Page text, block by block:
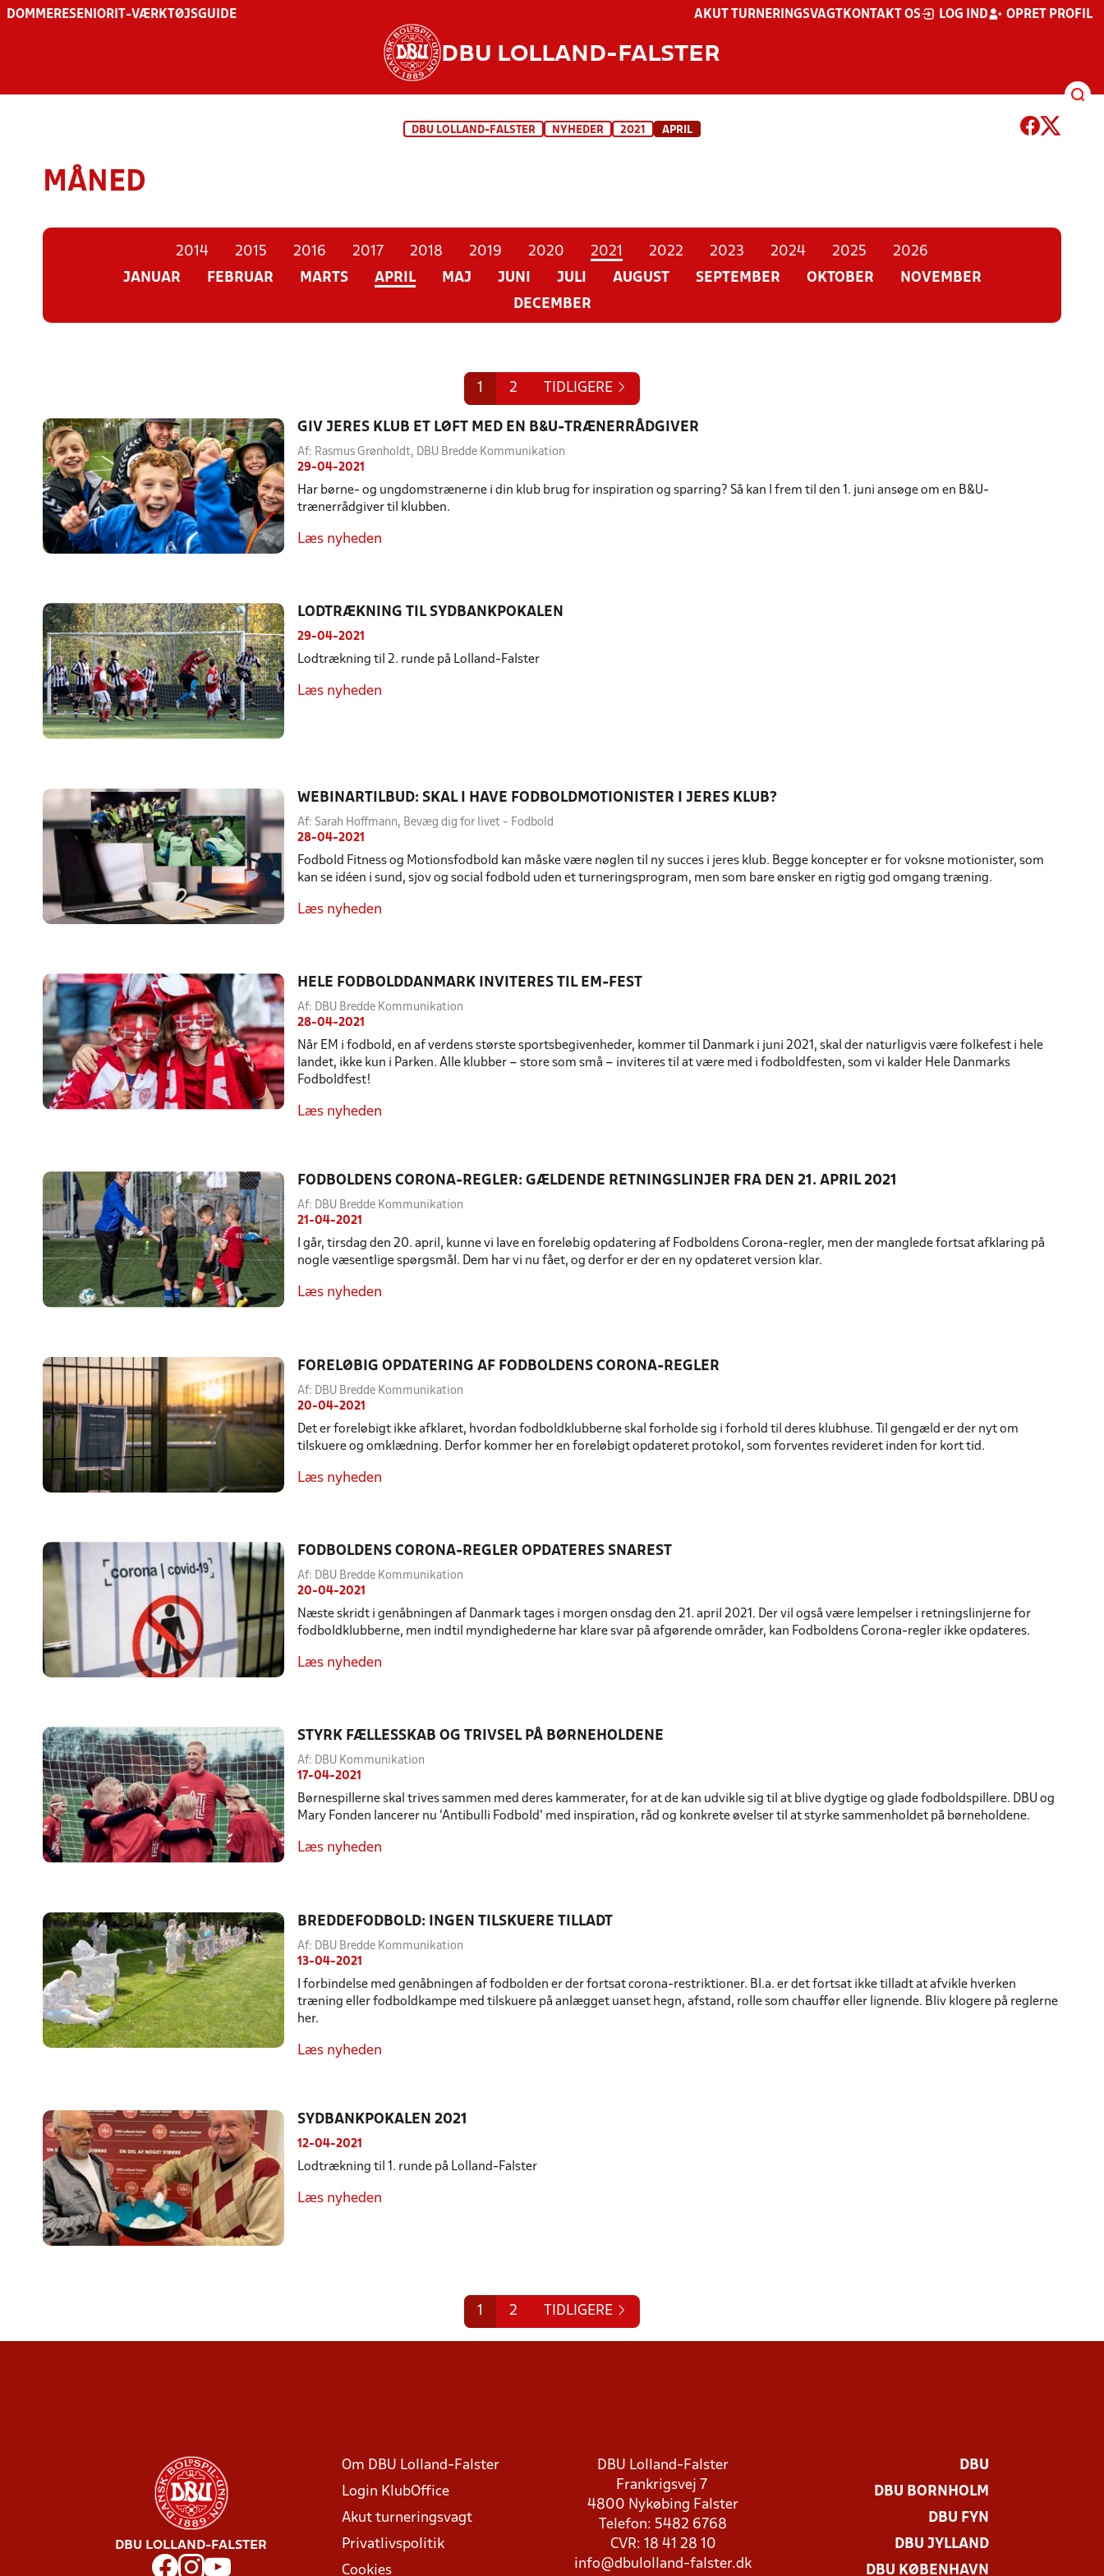
DOMMERESENIOR IT-VÆRKTØJSGUIDE AKUT TURNERINGSVAGT KONTAKT OS LOG IND OPRET PROFIL
DBU LOLLAND-FALSTER
DBU LOLLAND-FALSTER NYHEDER 2021 APRIL
MÅNED
2014 2015 2016 2017 2018 2019 2020 2021 2022 2023 2024 2025
2026
JANUAR
FEBRUAR MARTS APRIL MAJ JUNI JULI AUGUST SEPTEMBER OKTOBER
NOVEMBER
DECEMBER
1 2 TIDLIGERE
GIV JERES KLUB ET LØFT MED EN B&U-TRÆNERRÅDGIVER
Af: Rasmus Grønholdt, DBU Bredde Kommunikation
29-04-2021
Har børne- og ungdomstrænerne i din klub brug for inspiration og sparring? Så kan I frem til den 1. juni ansøge om en B&U-
trænerrådgiver til klubben.
Læs nyheden
LODTRÆKNING TIL SYDBANKPOKALEN
29-04-2021
Lodtrækning til 2. runde på Lolland-Falster
Læs nyheden
WEBINARTILBUD: SKAL I HAVE FODBOLDMOTIONISTER I JERES KLUB?
Af: Sarah Hoffmann, Bevæg dig for livet - Fodbold
28-04-2021
Fodbold Fitness og Motionsfodbold kan måske være nøglen til ny succes i jeres klub. Begge koncepter er for voksne motionister, som
kan se idéen i sund, sjov og social fodbold uden et turneringsprogram, men som bare ønsker en rigtig god omgang træning.
Læs nyheden
HELE FODBOLDDANMARK INVITERES TIL EM-FEST
Af: DBU Bredde Kommunikation
28-04-2021
Når EM i fodbold, en af verdens største sportsbegivenheder, kommer til Danmark i juni 2021, skal der naturligvis være folkefest i hele
landet, ikke kun i Parken. Alle klubber – store som små – inviteres til at være med i fodboldfesten, som vi kalder Hele Danmarks
Fodboldfest!
Læs nyheden
FODBOLDENS CORONA-REGLER: GÆLDENDE RETNINGSLINJER FRA DEN 21. APRIL 2021
Af: DBU Bredde Kommunikation
21-04-2021
I går, tirsdag den 20. april, kunne vi lave en foreløbig opdatering af Fodboldens Corona-regler, men der manglede fortsat afklaring på
nogle væsentlige spørgsmål. Dem har vi nu fået, og derfor er der en ny opdateret version klar.
Læs nyheden
FORELØBIG OPDATERING AF FODBOLDENS CORONA-REGLER
Af: DBU Bredde Kommunikation
20-04-2021
Det er foreløbigt ikke afklaret, hvordan fodboldklubberne skal forholde sig i forhold til deres klubhuse. Til gengæld er der nyt om
tilskuere og omklædning. Derfor kommer her en foreløbigt opdateret protokol, som forventes revideret inden for kort tid.
Læs nyheden
FODBOLDENS CORONA-REGLER OPDATERES SNAREST
Af: DBU Bredde Kommunikation
20-04-2021
Næste skridt i genåbningen af Danmark tages i morgen onsdag den 21. april 2021. Der vil også være lempelser i retningslinjerne for
fodboldklubberne, men indtil myndighederne har klare svar på afgørende områder, kan Fodboldens Corona-regler ikke opdateres.
Læs nyheden
STYRK FÆLLESSKAB OG TRIVSEL PÅ BØRNEHOLDENE
Af: DBU Kommunikation
17-04-2021
Børnespillerne skal trives sammen med deres kammerater, for at de kan udvikle sig til at blive dygtige og glade fodboldspillere. DBU og
Mary Fonden lancerer nu ’Antibulli Fodbold’ med inspiration, råd og konkrete øvelser til at styrke sammenholdet på børneholdene.
Læs nyheden
BREDDEFODBOLD: INGEN TILSKUERE TILLADT
Af: DBU Bredde Kommunikation
13-04-2021
I forbindelse med genåbningen af fodbolden er der fortsat corona-restriktioner. Bl.a. er det fortsat ikke tilladt at afvikle hverken
træning eller fodboldkampe med tilskuere på anlægget uanset hegn, afstand, rolle som chauffør eller lignende. Bliv klogere på reglerne
her.
Læs nyheden
SYDBANKPOKALEN 2021
12-04-2021
Lodtrækning til 1. runde på Lolland-Falster
Læs nyheden
1 2 TIDLIGERE
DBU LOLLAND-FALSTER
Om DBU Lolland-Falster
Login KlubOffice
Akut turneringsvagt
Privatlivspolitik
Cookies
DBU Lolland-Falster
Frankrigsvej 7
4800 Nykøbing Falster
Telefon: 5482 6768
CVR: 18 41 28 10
info@dbulolland-falster.dk
DBU
DBU BORNHOLM
DBU FYN
DBU JYLLAND
DBU KØBENHAVN